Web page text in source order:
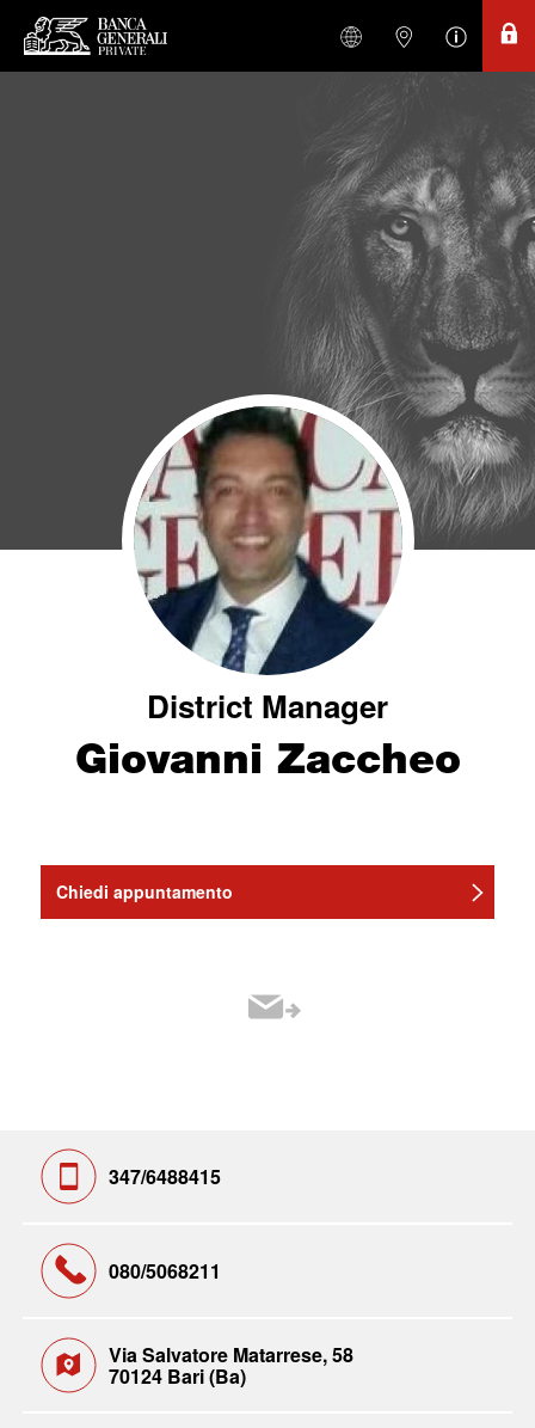
District Manager
Giovanni Zaccheo
Chiedi appuntamento
347/6488415
080/5068211
Via Salvatore Matarrese, 58
70124 Bari (Ba)